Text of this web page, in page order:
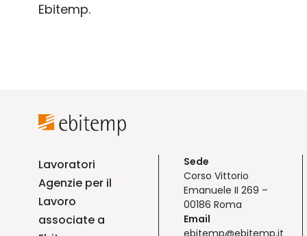
Ebitemp.
Lavoratori
Agenzie per il
Lavoro
associate a
Sede
Corso Vittorio
Emanuele II 269 –
00186 Roma
Email
ebitemp@ebitemp.it